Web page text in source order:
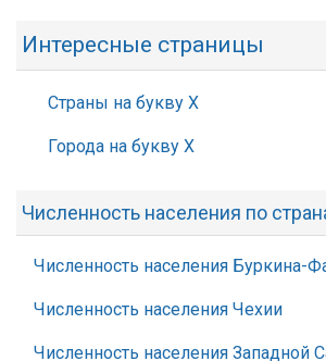
Интересные страницы
Страны на букву Х
Города на букву Х
Численность населения по
Численность населения Буркина-
Численность населения Чехии
Численность населения Западной